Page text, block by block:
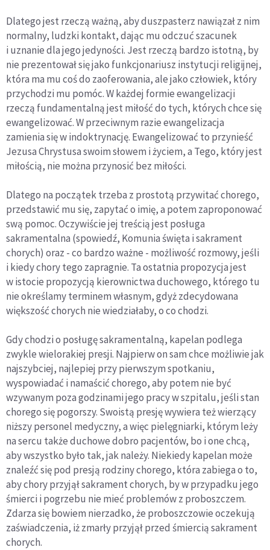
Dlatego jest rzeczą ważną, aby duszpasterz nawiązał z nim
normalny, ludzki kontakt, dając mu odczuć szacunek
i uznanie dla jego jedyności. Jest rzeczą bardzo istotną, by
nie prezentował się jako funkcjonariusz instytucji religijnej,
która ma mu coś do zaoferowania, ale jako człowiek, który
przychodzi mu pomóc. W każdej formie ewangelizacji
rzeczą fundamentalną jest miłość do tych, których chce się
ewangelizować. W przeciwnym razie ewangelizacja
zamienia się w indoktrynację. Ewangelizować to przynieść
Jezusa Chrystusa swoim słowem i życiem, a Tego, który jest
miłością, nie można przynosić bez miłości.
Dlatego na początek trzeba z prostotą przywitać chorego,
przedstawić mu się, zapytać o imię, a potem zaproponować
swą pomoc. Oczywiście jej treścią jest posługa
sakramentalna (spowiedź, Komunia święta i sakrament
chorych) oraz - co bardzo ważne - możliwość rozmowy, jeśli
i kiedy chory tego zapragnie. Ta ostatnia propozycja jest
w istocie propozycją kierownictwa duchowego, którego tu
nie określamy terminem własnym, gdyż zdecydowana
większość chorych nie wiedziałaby, o co chodzi.
Gdy chodzi o posługę sakramentalną, kapelan podlega
zwykle wielorakiej presji. Najpierw on sam chce możliwie jak
najszybciej, najlepiej przy pierwszym spotkaniu,
wyspowiadać i namaścić chorego, aby potem nie być
wzywanym poza godzinami jego pracy w szpitalu, jeśli stan
chorego się pogorszy. Swoistą presję wywiera też wierzący
niższy personel medyczny, a więc pielęgniarki, którym leży
na sercu także duchowe dobro pacjentów, bo i one chcą,
aby wszystko było tak, jak należy. Niekiedy kapelan może
znaleźć się pod presją rodziny chorego, która zabiega o to,
aby chory przyjął sakrament chorych, by w przypadku jego
śmierci i pogrzebu nie mieć problemów z proboszczem.
Zdarza się bowiem nierzadko, że proboszczowie oczekują
zaświadczenia, iż zmarły przyjął przed śmiercią sakrament
chorych.